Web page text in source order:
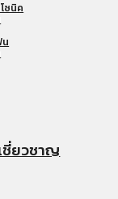
ซนิค
ชี่ยวชาญ